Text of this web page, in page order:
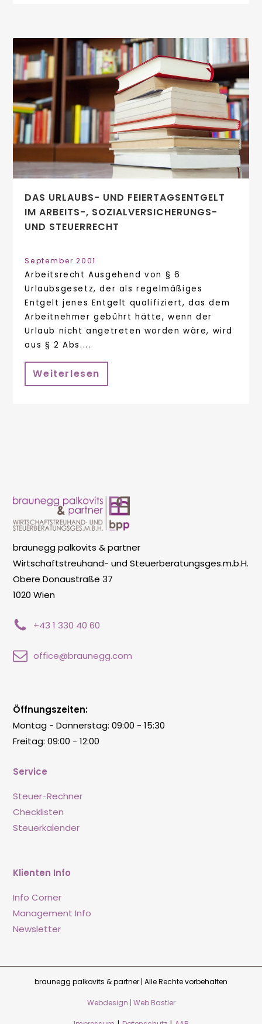
DAS URLAUBS- UND FEIERTAGSENTGELT
IM ARBEITS-, SOZIALVERSICHERUNGS-
UND STEUERRECHT
September 2001
Arbeitsrecht Ausgehend von § 6
Urlaubsgesetz, der als regelmäßiges
Entgelt jenes Entgelt qualifiziert, das dem
Arbeitnehmer gebührt hätte, wenn der
Urlaub nicht angetreten worden wäre, wird
aus § 2 Abs....
Weiterlesen
braunegg palkovits & partner
Wirtschaftstreuhand- und Steuerberatungsges.m.b.H.
Obere Donaustraße 37
1020 Wien
+43 1 330 40 60
office@braunegg.com
Service
Steuer-Rechner
Checklisten
Steuerkalender
Klienten Info
Info Corner
Management Info
Newsletter
Öffnungszeiten:
Montag - Donnerstag: 09:00 - 15:30
Freitag: 09:00 - 12:00
braunegg palkovits & partner | Alle Rechte vorbehalten
Webdesign | Web Bastler